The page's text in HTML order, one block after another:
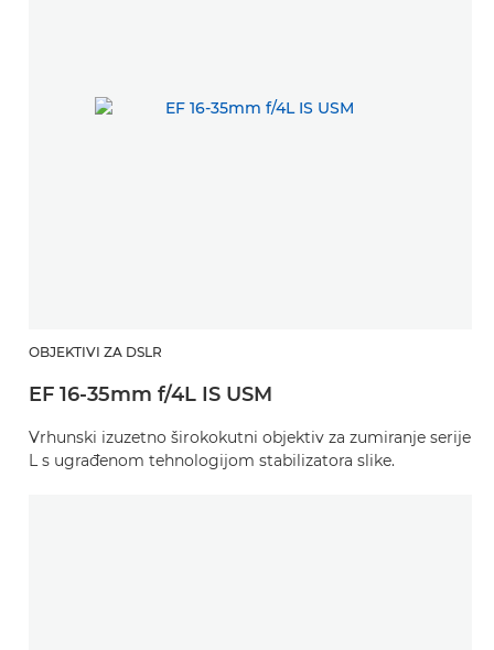
OBJEKTIVI ZA DSLR
EF 16-35mm f/4L IS USM
Vrhunski izuzetno širokokutni objektiv za zumiranje serije
L s ugrađenom tehnologijom stabilizatora slike.